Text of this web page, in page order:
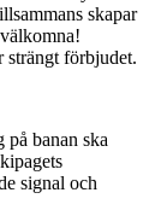
skapar
förbjudet.
på banan ska
signal och